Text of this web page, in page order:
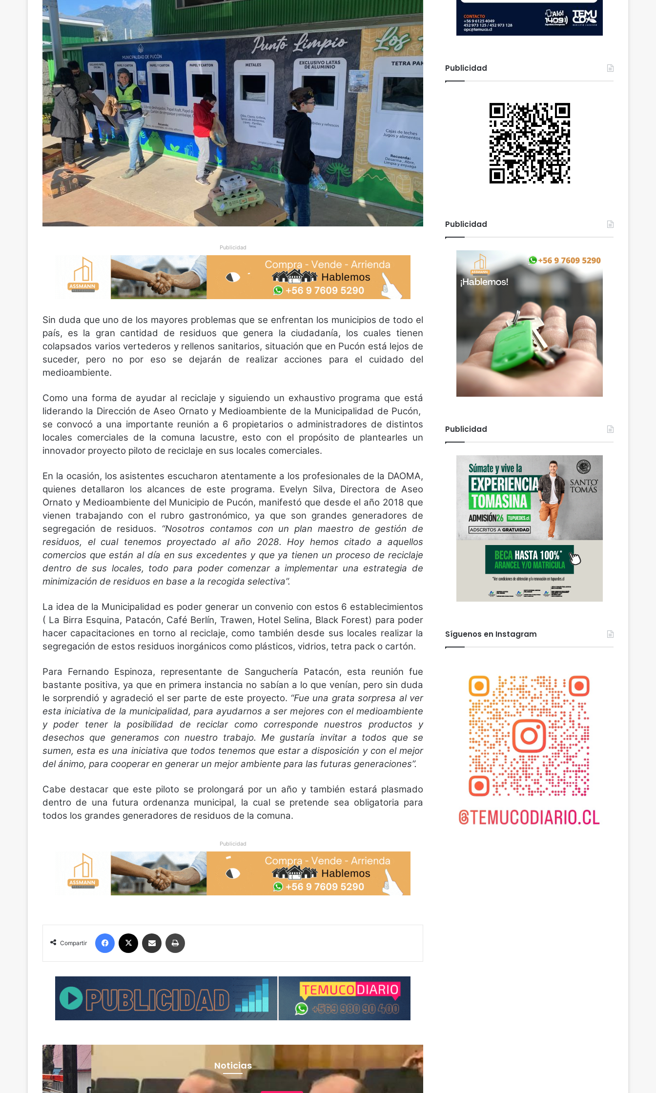
Publicidad
Sin duda que uno de los mayores problemas que se enfrentan los municipios de todo el
país, es la gran cantidad de residuos que genera la ciudadanía, los cuales tienen
colapsados varios vertederos y rellenos sanitarios, situación que en Pucón está lejos de
suceder, pero no por eso se dejarán de realizar acciones para el cuidado del
medioambiente.
Como una forma de ayudar al reciclaje y siguiendo un exhaustivo programa que está
liderando la Dirección de Aseo Ornato y Medioambiente de la Municipalidad de Pucón,
se convocó a una importante reunión a 6 propietarios o administradores de distintos
locales comerciales de la comuna lacustre, esto con el propósito de plantearles un
innovador proyecto piloto de reciclaje en sus locales comerciales.
En la ocasión, los asistentes escucharon atentamente a los profesionales de la DAOMA,
quienes detallaron los alcances de este programa. Evelyn Silva, Directora de Aseo
Ornato y Medioambiente del Municipio de Pucón, manifestó que desde el año 2018 que
vienen trabajando con el rubro gastronómico, ya que son grandes generadores de
segregación de residuos. “Nosotros contamos con un plan maestro de gestión de
residuos, el cual tenemos proyectado al año 2028. Hoy hemos citado a aquellos
comercios que están al día en sus excedentes y que ya tienen un proceso de reciclaje
dentro de sus locales, todo para poder comenzar a implementar una estrategia de
minimización de residuos en base a la recogida selectiva”.
La idea de la Municipalidad es poder generar un convenio con estos 6 establecimientos
( La Birra Esquina, Patacón, Café Berlín, Trawen, Hotel Selina, Black Forest) para poder
hacer capacitaciones en torno al reciclaje, como también desde sus locales realizar la
segregación de estos residuos inorgánicos como plásticos, vidrios, tetra pack o cartón.
Para Fernando Espinoza, representante de Sanguchería Patacón, esta reunión fue
bastante positiva, ya que en primera instancia no sabían a lo que venían, pero sin duda
le sorprendió y agradeció el ser parte de este proyecto. “Fue una grata sorpresa al ver
esta iniciativa de la municipalidad, para ayudarnos a ser mejores con el medioambiente
y poder tener la posibilidad de reciclar como corresponde nuestros productos y
desechos que generamos con nuestro trabajo. Me gustaría invitar a todos que se
sumen, esta es una iniciativa que todos tenemos que estar a disposición y con el mejor
del ánimo, para cooperar en generar un mejor ambiente para las futuras generaciones”.
Cabe destacar que este piloto se prolongará por un año y también estará plasmado
dentro de una futura ordenanza municipal, la cual se pretende sea obligatoria para
todos los grandes generadores de residuos de la comuna.
Publicidad
Compartir
Noticias
Publicidad
Publicidad
Publicidad
Síguenos en Instagram